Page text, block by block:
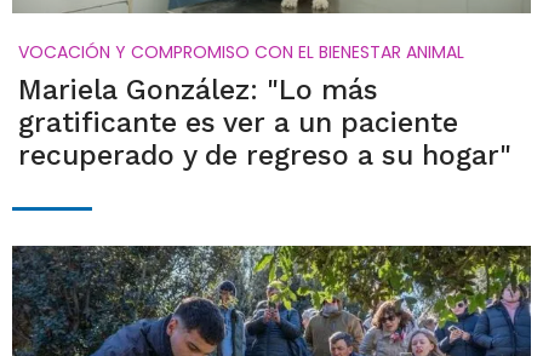
VOCACIÓN Y COMPROMISO CON EL BIENESTAR ANIMAL
Mariela González: "Lo más
gratificante es ver a un paciente
recuperado y de regreso a su hogar"